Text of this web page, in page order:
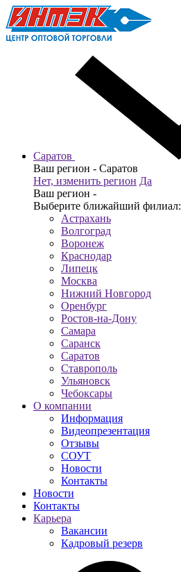
Саратов
Ваш регион - Саратов
Нет, изменить регион Да
Ваш регион -
Выберите ближайший филиал:
Астрахань
Волгоград
Воронеж
Краснодар
Липецк
Москва
Нижний Новгород
Оренбург
Ростов-на-Дону
Самара
Саранск
Саратов
Ставрополь
Ульяновск
Чебоксары
О компании
Информация
Видеопрезентация
Отзывы
СОУТ
Новости
Контакты
Новости
Контакты
Карьера
Вакансии
Кадровый резерв